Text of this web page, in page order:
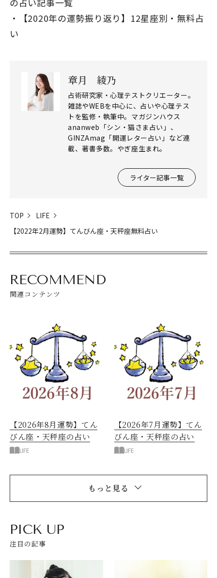
【2020年の運勢振り返り】12星座別・無料占
い
章月 綾乃
占術研究家・心理テストクリエーター。
雑誌やWEBを中心に、占いや心理テス
トを監修・執筆中。マガジンハウス
ananweb「シン・猫さま占い」、
GINZAmag「開運レター占い」など連
載、著書多数。やぎ座生まれ。
ライター記事一覧
TOP
LIFE
【2022年2月運勢】てんびん座・天秤座無料占い
RECOMMEND
関連コンテンツ
【2026年8月運勢】てん
びん座・天秤座の占い
LIFE
【2026年7月運勢】てん
びん座・天秤座の占い
LIFE
もっと見る
PICK UP
注目の記事
閉じる